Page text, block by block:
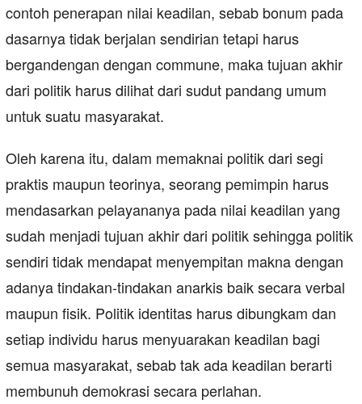
contoh penerapan nilai keadilan, sebab bonum pada
dasarnya tidak berjalan sendirian tetapi harus
bergandengan dengan commune, maka tujuan akhir
dari politik harus dilihat dari sudut pandang umum
untuk suatu masyarakat.
Oleh karena itu, dalam memaknai politik dari segi
praktis maupun teorinya, seorang pemimpin harus
mendasarkan pelayananya pada nilai keadilan yang
sudah menjadi tujuan akhir dari politik sehingga politik
sendiri tidak mendapat menyempitan makna dengan
adanya tindakan-tindakan anarkis baik secara verbal
maupun fisik. Politik identitas harus dibungkam dan
setiap individu harus menyuarakan keadilan bagi
semua masyarakat, sebab tak ada keadilan berarti
membunuh demokrasi secara perlahan.